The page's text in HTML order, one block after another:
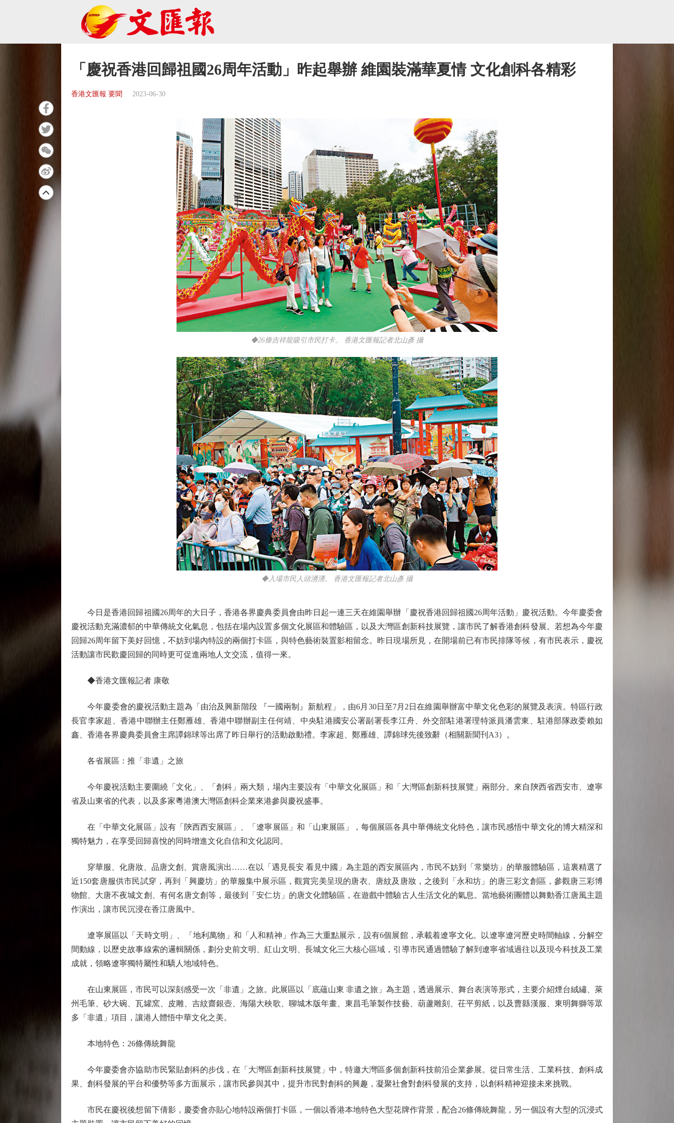
「慶祝香港回歸祖國26周年活動」昨起舉辦 維園裝滿華夏情 文化創科各精彩
香港文匯報 要聞 2023-06-30
◆26條吉祥龍吸引市民打卡。 香港文匯報記者北山彥 攝
◆入場市民人頭湧湧。 香港文匯報記者北山彥 攝
今日是香港回歸祖國26周年的大日子，香港各界慶典委員會由昨日起一連三天在維園舉辦「慶祝香港回歸祖國26周年活動」慶祝活動。今年慶委會
慶祝活動充滿濃郁的中華傳統文化氣息，包括在場內設置多個文化展區和體驗區，以及大灣區創新科技展覽，讓市民了解香港創科發展。若想為今年慶
回歸26周年留下美好回憶，不妨到場內特設的兩個打卡區，與特色藝術裝置影相留念。昨日現場所見，在開場前已有市民排隊等候，有市民表示，慶祝
活動讓市民歡慶回歸的同時更可促進兩地人文交流，值得一來。
◆香港文匯報記者 康敬
今年慶委會的慶祝活動主題為「由治及興新階段 『一國兩制』新航程」，由6月30日至7月2日在維園舉辦富中華文化色彩的展覽及表演。特區行政
長官李家超、香港中聯辦主任鄭雁雄、香港中聯辦副主任何靖、中央駐港國安公署副署長李江舟、外交部駐港署理特派員潘雲東、駐港部隊政委賴如
鑫、香港各界慶典委員會主席譚錦球等出席了昨日舉行的活動啟動禮。李家超、鄭雁雄、譚錦球先後致辭（相關新聞刊A3）。
各省展區：推「非遺」之旅
今年慶祝活動主要圍繞「文化」、「創科」兩大類，場內主要設有「中華文化展區」和「大灣區創新科技展覽」兩部分。來自陝西省西安市、遼寧
省及山東省的代表，以及多家粵港澳大灣區創科企業來港參與慶祝盛事。
在「中華文化展區」設有「陝西西安展區」、「遼寧展區」和「山東展區」，每個展區各具中華傳統文化特色，讓市民感悟中華文化的博大精深和
獨特魅力，在享受回歸喜悅的同時增進文化自信和文化認同。
穿華服、化唐妝、品唐文創、賞唐風演出……在以「遇見長安 看見中國」為主題的西安展區內，市民不妨到「常樂坊」的華服體驗區，這裏精選了
近150套唐服供市民試穿，再到「興慶坊」的華服集中展示區，觀賞完美呈現的唐衣、唐紋及唐妝，之後到「永和坊」的唐三彩文創區，參觀唐三彩博
物館、大唐不夜城文創、有何名唐文創等，最後到「安仁坊」的唐文化體驗區，在遊戲中體驗古人生活文化的氣息。當地藝術團體以舞動香江唐風主題
作演出，讓市民沉浸在香江唐風中。
遼寧展區以「天時文明」、「地利萬物」和「人和精神」作為三大重點展示，設有6個展館，承載着遼寧文化。以遼寧遼河歷史時間軸線，分解空
間動線，以歷史故事線索的邏輯關係，劃分史前文明、紅山文明、長城文化三大核心區域，引導市民通過體驗了解到遼寧省域過往以及現今科技及工業
成就，領略遼寧獨特屬性和驕人地域特色。
在山東展區，市民可以深刻感受一次「非遺」之旅。此展區以「底蘊山東 非遺之旅」為主題，透過展示、舞台表演等形式，主要介紹煙台絨繡、萊
州毛筆、砂大碗、瓦罐窯、皮雕、吉紋齋銀壺、海陽大秧歌、聊城木版年畫、東昌毛筆製作技藝、葫蘆雕刻、茌平剪紙，以及曹縣漢服、東明舞獅等眾
多「非遺」項目，讓港人體悟中華文化之美。
本地特色：26條傳統舞龍
今年慶委會亦協助市民緊貼創科的步伐，在「大灣區創新科技展覽」中，特邀大灣區多個創新科技前沿企業參展。從日常生活、工業科技、創科成
果、創科發展的平台和優勢等多方面展示，讓市民參與其中，提升市民對創科的興趣，凝聚社會對創科發展的支持，以創科精神迎接未來挑戰。
市民在慶祝後想留下倩影，慶委會亦貼心地特設兩個打卡區，一個以香港本地特色大型花牌作背景，配合26條傳統舞龍，另一個設有大型的沉浸式